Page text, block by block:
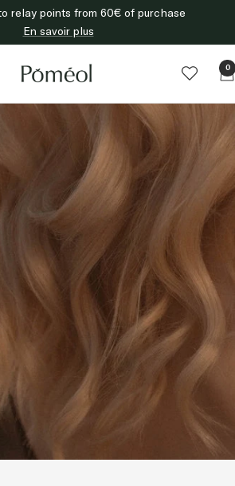
relay points from 60€ of purchase
En savoir plus
Poméol 0